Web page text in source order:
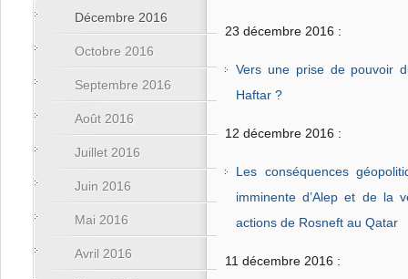
Décembre 2016
Octobre 2016
Septembre 2016
Août 2016
Juillet 2016
Juin 2016
Mai 2016
Avril 2016
23 décembre 2016 :
Vers une prise de pouvoir
Haftar ?
12 décembre 2016 :
Les conséquences
imminente d’Alep et de la
actions de Rosneft au Qatar
11 décembre 2016 :